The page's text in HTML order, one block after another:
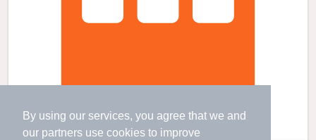
By using our services, you agree that we and
our partners use cookies to improve
新宿駅より徒歩12分 築14年5ヶ月 3階建の賃貸物件